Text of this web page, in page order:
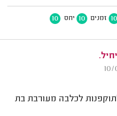
10 זמנים 10 יחס 10
לכלבה מעורבת בת